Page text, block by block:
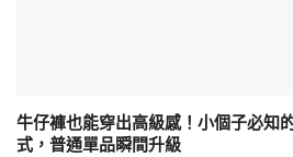
牛仔褲也能穿出高級感！小個子必知
式，普通單品瞬間升級